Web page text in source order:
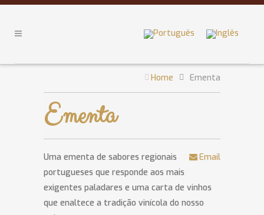
Home Ementa
Ementa
Email
Uma ementa de sabores regionais
portugueses que responde aos mais
exigentes paladares e uma carta de vinhos
que enaltece a tradição vinícola do nosso